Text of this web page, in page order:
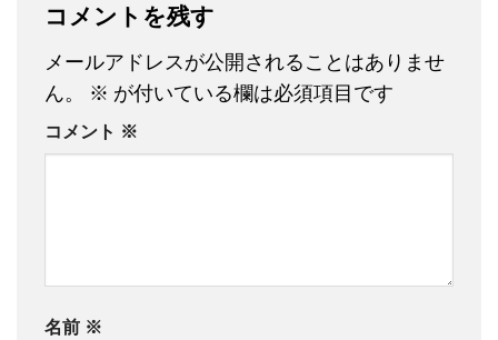
コメントを残す
メールアドレスが公開されることはありませ
ん。
※ が付いている欄は必須項目です
コメント ※
名前 ※